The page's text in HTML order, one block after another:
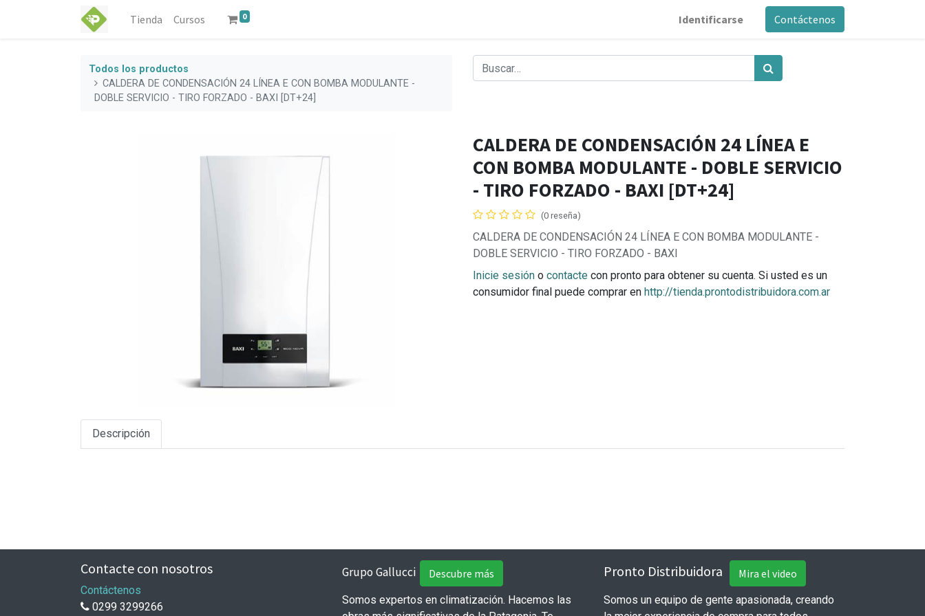
Tienda Cursos 0 Identificarse Contáctenos
Todos los productos
CALDERA DE CONDENSACIÓN 24 LÍNEA E CON BOMBA MODULANTE -
DOBLE SERVICIO - TIRO FORZADO - BAXI [DT+24]
CALDERA DE CONDENSACIÓN 24 LÍNEA E
CON BOMBA MODULANTE - DOBLE SERVICIO
- TIRO FORZADO - BAXI [DT+24]
(0 reseña)
CALDERA DE CONDENSACIÓN 24 LÍNEA E CON BOMBA MODULANTE -
DOBLE SERVICIO - TIRO FORZADO - BAXI
Inicie sesión o contacte con pronto para obtener su cuenta. Si usted es un
consumidor final puede comprar en http://tienda.prontodistribuidora.com.ar
Descripción
Contacte con nosotros
Contáctenos
0299 3299266
Grupo Gallucci Descubre más
Somos expertos en climatización. Hacemos las
Pronto Distribuidora Mira el video
Somos un equipo de gente apasionada, creando